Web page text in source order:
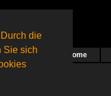
die
Sie sich
Home